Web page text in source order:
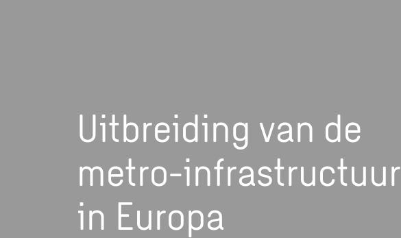
Uitbreiding van de
metro-infrastructuur
in Europa